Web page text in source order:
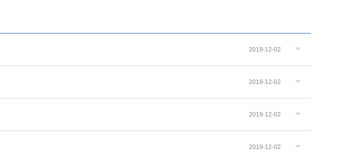
2019-12-02
2019-12-02
2019-12-02
2019-12-02